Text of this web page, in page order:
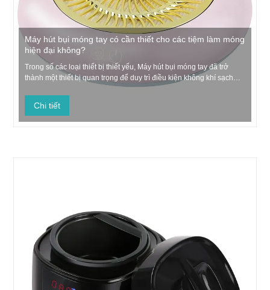
Máy hút bụi móng tay có cần thiết cho các tiệm làm móng
hiện đại không?
Trong số các loại thiết bị thiết yếu, Máy hút bụi móng tay đã trở
thành một thiết bị quan trọng để duy trì điều kiện không khí sạch
trong quá trình xử lý móng. Khi nghệ thuật làm móng trở nên tiên
đã tăng lên đáng kể trên khắp các m...
Chi tiết